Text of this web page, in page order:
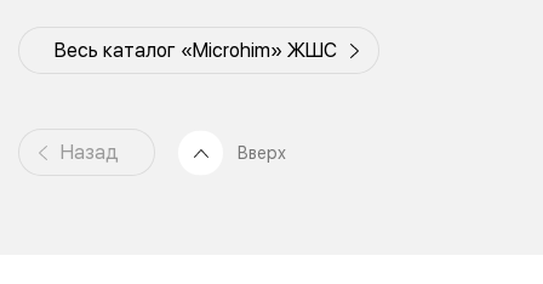
Весь каталог «Microhim» ЖШС
Назад Вверх